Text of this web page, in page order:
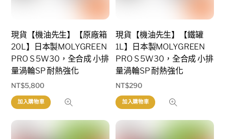
現貨【機油先生】【原廠箱
20L】日本製MOLYGREEN
PRO S 5W30，全合成 小排
量渦輪SP 耐熱強化
NT$5,800
加入購物車
現貨【機油先生】【鐵罐
1L】日本製MOLYGREEN
PRO S 5W30，全合成 小排
量渦輪SP 耐熱強化
NT$290
加入購物車